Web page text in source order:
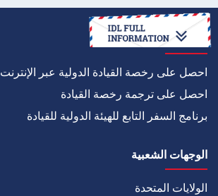
كيف
احصل على رخصة القيادة الدولية عبر الإنترنت
احصل على ترجمة رخصة القيادة
برنامج السفر التابع للهيئة الدولية للقيادة
الوجهات الشعبية
الولايات المتحدة